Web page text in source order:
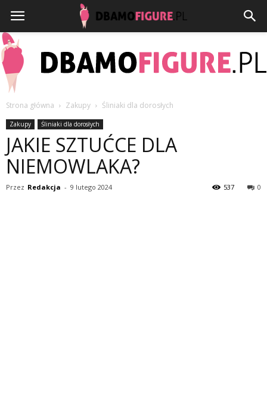
Strona główna Zakupy Śliniaki dla dorosłych
Zakupy Śliniaki dla dorosłych
JAKIE SZTUĆCE DLA
NIEMOWLAKA?
Przez Redakcja - 9 lutego 2024 0
537